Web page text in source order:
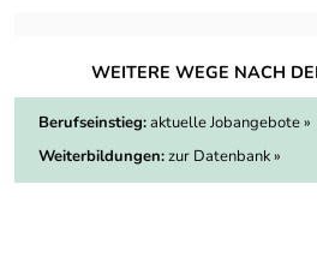
WEITERE WEGE NACH
Berufseinstieg:aktuelle Jobangebote »
Weiterbildungen:zur Datenbank »